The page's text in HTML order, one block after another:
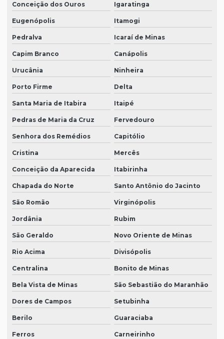
Conceição dos Ouros Igaratinga
Eugenópolis Itamogi
Pedralva Icaraí de Minas
Capim Branco Canápolis
Urucânia Ninheira
Porto Firme Delta
Santa Maria de Itabira Itaipé
Pedras de Maria da Cruz Fervedouro
Senhora dos Remédios Capitólio
Cristina Mercês
Conceição da Aparecida Itabirinha
Chapada do Norte Santo Antônio do Jacinto
São Romão Virginópolis
Jordânia Rubim
São Geraldo Novo Oriente de Minas
Rio Acima Divisópolis
Centralina Bonito de Minas
Bela Vista de Minas São Sebastião do Maranhão
Dores de Campos Setubinha
Berilo Guaraciaba
Ferros Carneirinho